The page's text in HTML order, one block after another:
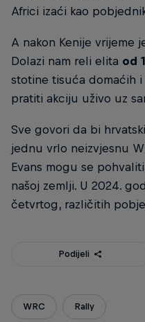
Africi izaći kao
A nakon Kenije vrijeme
Dolazi nam reli elita od
stotine tisuća domaćih
pratiti akciju uživo uz
Sve govori da bi
jednu vrlo neizvjesnu
Evans mogu se
našoj zemlji. U 2024.
četvrtog, različitih
Podijeli
WRC Rally